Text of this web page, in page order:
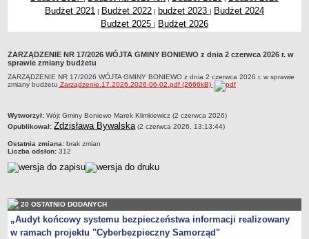
Plan Zagospodarowania Przestrzennego
Plan ogólny Gminy Boniewo
terenów Gminy Boniewo
System Informacji Przestrzennej e-mapa
ponowne wykorzystywanie
pomoc prawna
Punkt potwierdzania profilu zaufanego
Porozumienia
ocena jakości wody
WŁADZE I STRUKTURA
Rada gminy
Budżet 2021 | Budżet 2022 | budżet 2023 | Budżet 2024
Budżet 2025 | Budżet 2026
ZARZĄDZENIE NR 17/2026 WÓJTA GMINY BONIEWO z dnia 2 czerwca 2026 r. w
sprawie zmiany budżetu
ZARZĄDZENIE NR 17/2026 WÓJTA GMINY BONIEWO z dnia 2 czerwca 2026 r. w sprawie
zmiany budżetu Zarządzenie.17.2026.2026-06-02.pdf (2666kB)
metryczka
Wytworzył: Wójt Gminy Boniewo Marek Klimkiewicz (2 czerwca 2026)
Opublikował: Zdzisława Bywalska(2 czerwca 2026, 13:13:44)
Ostatnia zmiana: brak zmian
Liczba odsłon: 312
20 OSTATNIO DODANYCH
„Audyt końcowy systemu bezpieczeństwa informacji realizowany
w ramach projektu "Cyberbezpieczny Samorząd"